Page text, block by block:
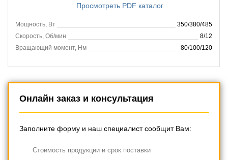
Просмотреть PDF каталог
Мощность, Вт
350/380/485
Скорость, Об/мин
8/12
Вращающий момент, Нм
80/100/120
Онлайн заказ и консультация
Заполните форму и наш специалист сообщит Вам:
Cтоимость продукции и срок поставки